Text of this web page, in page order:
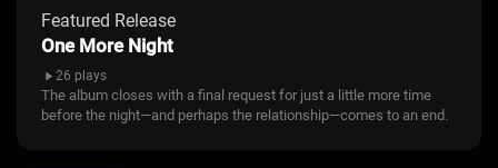
Featured Release
One More Night
26 plays
The album closes with a final request for just a little more time
before the night—and perhaps the relationship—comes to an end.